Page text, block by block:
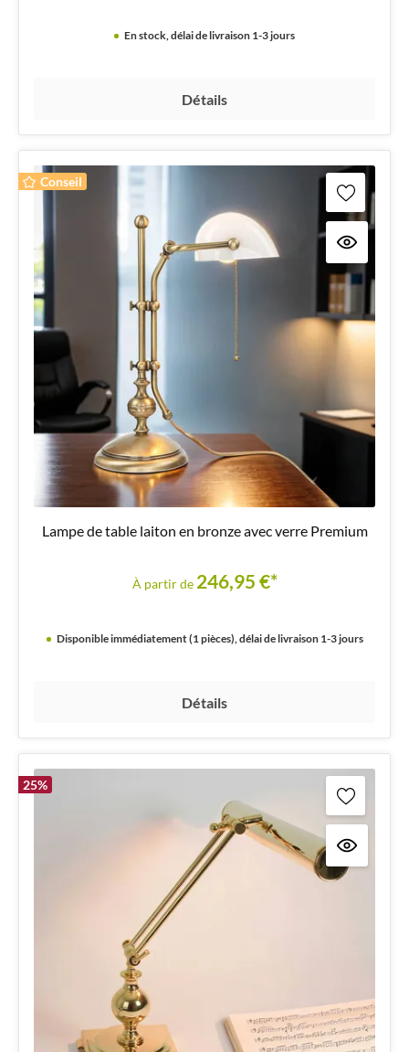
En stock, délai de livraison 1-3 jours
Détails
Conseil
Lampe de table laiton en bronze avec verre Premium
À partir de 246,95 €*
Disponible immédiatement (1 pièces), délai de livraison 1-3 jours
Détails
25%